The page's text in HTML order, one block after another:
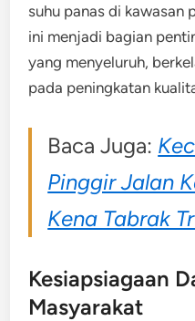
suhu panas di kawasan
ini menjadi bagian
yang menyeluruh,
pada peningkatan
Baca Juga:
Pinggir Jalan
Kena Tabrak
Kesiapsiagaan
Masyarakat